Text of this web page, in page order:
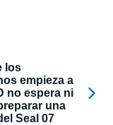
los
empieza a
no espera ni
una
Seal 07